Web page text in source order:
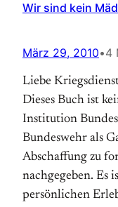
Wir sind kein
März 29, 2010•4
Liebe
Dieses Buch ist
Institution
Bundeswehr als
Abschaffung zu
nachgegeben. Es
persönlichen